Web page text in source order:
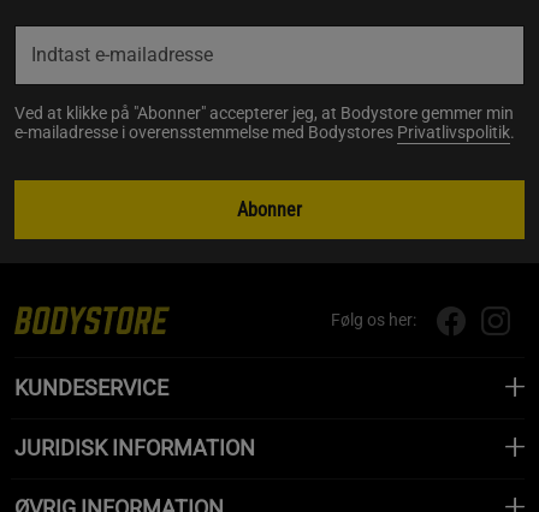
Ved at klikke på "Abonner" accepterer jeg, at Bodystore gemmer min
e-mailadresse i overensstemmelse med Bodystores Privatlivspolitik.
Abonner
Følg os her:
KUNDESERVICE
JURIDISK INFORMATION